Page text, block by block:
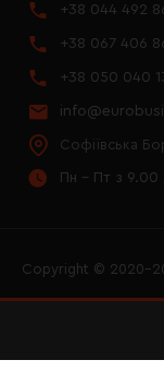
+38 044 492
+38 067 406
+38 050 040
Софіївська
Пн - Пт з 9.00
Copyright ©
LOGO ЄВРОБІЗНЕС